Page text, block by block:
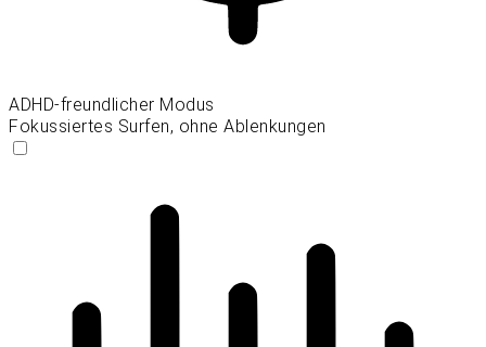
ADHD-freundlicher Modus
Fokussiertes Surfen, ohne Ablenkungen